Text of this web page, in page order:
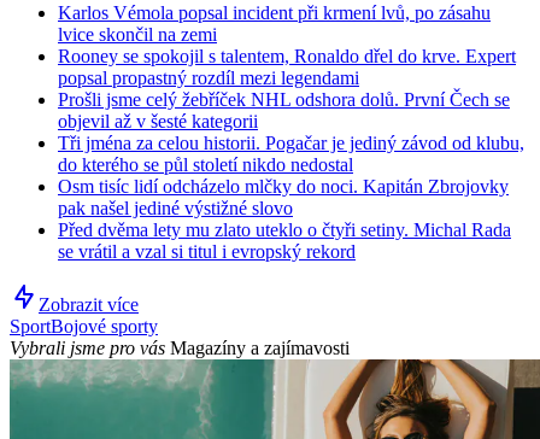
Karlos Vémola popsal incident při krmení lvů, po zásahu
lvice skončil na zemi
Rooney se spokojil s talentem, Ronaldo dřel do krve. Expert
popsal propastný rozdíl mezi legendami
Prošli jsme celý žebříček NHL odshora dolů. První Čech se
objevil až v šesté kategorii
Tři jména za celou historii. Pogačar je jediný závod od klubu,
do kterého se půl století nikdo nedostal
Osm tisíc lidí odcházelo mlčky do noci. Kapitán Zbrojovky
pak našel jediné výstižné slovo
Před dvěma lety mu zlato uteklo o čtyři setiny. Michal Rada
se vrátil a vzal si titul i evropský rekord
Zobrazit více
SportBojové sporty
Vybrali jsme pro vás Magazíny a zajímavosti